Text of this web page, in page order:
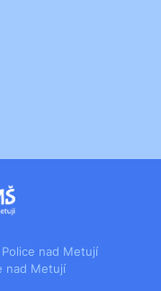
nad Metují
nad Metují